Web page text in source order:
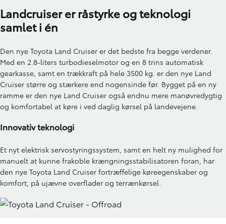
Landcruiser er råstyrke og teknologi
samlet i én
Den nye Toyota Land Cruiser er det bedste fra begge verdener.
Med en 2.8-liters turbodieselmotor og en 8 trins automatisk
gearkasse, samt en trækkraft på hele 3500 kg. er den nye Land
Cruiser større og stærkere end nogensinde før. Bygget på en ny
ramme er den nye Land Cruiser også endnu mere manøvredygtig
og komfortabel at køre i ved daglig kørsel på landevejene.
Innovativ teknologi
Et nyt elektrisk servostyringssystem, samt en helt ny mulighed for
manuelt at kunne frakoble krængningsstabilisatoren foran, har
den nye Toyota Land Cruiser fortræffelige køreegenskaber og
komfort, på ujævne overflader og terrænkørsel.